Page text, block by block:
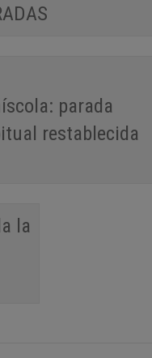
parada
restablecida
la